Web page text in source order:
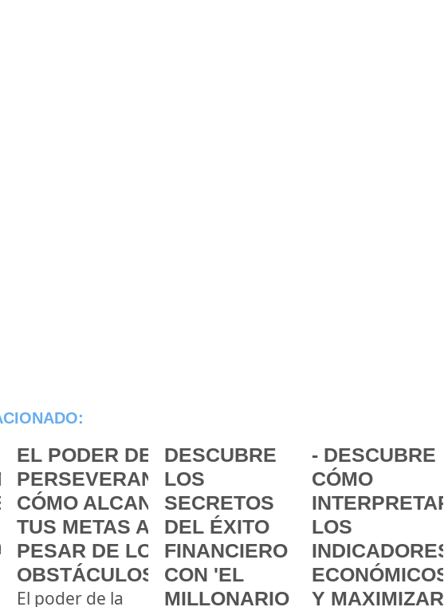
EL PODER DE LA
PERSEVERANCIA:
CÓMO ALCANZAR
TUS METAS A
PESAR DE LOS
OBSTÁCULOS
El poder de la
DESCUBRE
LOS
SECRETOS
DEL ÉXITO
FINANCIERO
CON 'EL
MILLONARIO
- DESCUBRE
CÓMO
INTERPRETAR
LOS
INDICADORES
ECONÓMICOS
Y MAXIMIZAR